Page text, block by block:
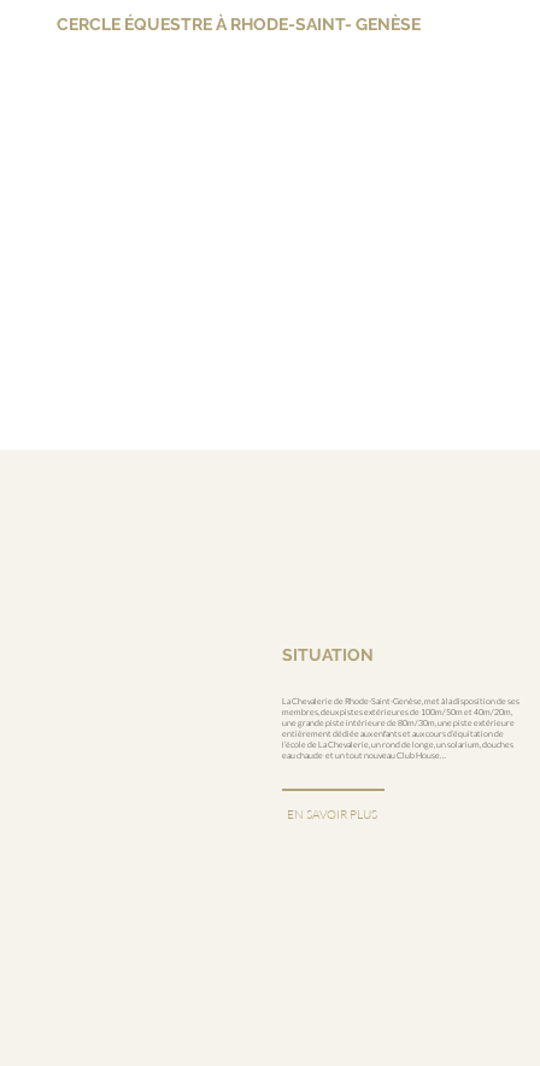
CERCLE ÉQUESTRE À RHODE-SAINT- GENÈSE
SITUATION
La Chevalerie de Rhode-Saint-Genèse, met à la disposition de ses
membres, deux pistes extérieures de 100m/50m et 40m/20m,
une grande piste intérieure de 80m/30m, une piste extérieure
entièrement dédiée aux enfants et aux cours d’équitation de
l’école de La Chevalerie, un rond de longe, un solarium, douches
eau chaude et un tout nouveau Club House…
EN SAVOIR PLUS